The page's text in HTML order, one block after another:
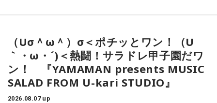
寺内：頒布開始日は決まっているんですか？
三輪田：正確には決まっていないですが、その年の幸運色を
用いますので、新年から頒布するのが通常なのですが、先駆
けとして12月に1度頒布しまして、次また新年に頒布してい
つあるというような認識が広まれば、市場にとって好ましく
ない混乱を招くことになる」と語り、その上で「日米の当局
は、日本国債が非常に安全で健全な資産であるという見解で
完全に一致している」と強調しました。これとごっちゃにな
「サラドレ」投票はこちら
8月10日（月）：能登有沙 サラドレ甲子園
（Uσ＾ω＾）σ＜ポチッとワン！（U
｀・ω・´)＜熱闘！サラドレ甲子園だワ
ン！ 『YAMAMAN presents MUSIC
SALAD FROM U-kari STUDIO』
2026.08.07 up